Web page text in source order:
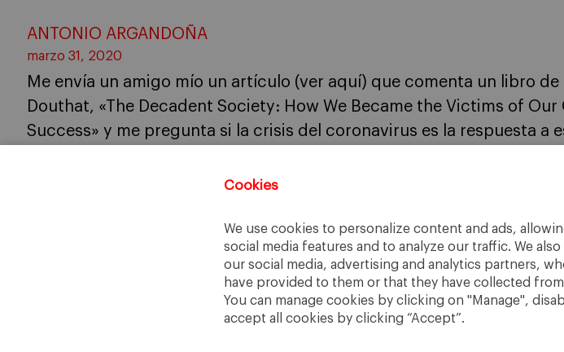
Cookies
We use cookies to personalize content and ads,
social media features and to analyze our traffic. We
our social media, advertising and analytics partners,
have provided to them or that they have collected
You can manage cookies by clicking on "Manage",
accept all cookies by clicking “Accept”.
ANTONIO ARGANDOÑA
marzo 31, 2020
Me envía un amigo mío un artículo (ver aquí) que comenta un libro de
Douthat, «The Decadent Society: How We Became the Victims of Our
Success» y me pregunta si la crisis del coronavirus es la respuesta a